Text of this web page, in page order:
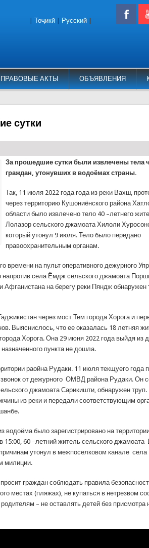
АКТЫ ОБЪЯВЛЕНИЯ
Тоҷикӣ Русский
сутки
За прошедшие сутки были извлечены тела
граждан, утонувших в водоёмах страны.
Так, 11 июля 2022 года года из реки Вахш,
через территорию Кушониёнского района
области было извлечено тело 40 –летнего
Лолазор сельского джамоата Хилоли
который утонул 9 июля. Тело было передано
правоохранительным органам.
времени на пульт оперативного дежурного
напротив села Ёмдж сельского джамоата
Афганистана на берегу реки Пяндж обнаружен
через мост Тем города Хорога и
Выяснислось, что ее оказалась 18 летняя
Хорога. Она 29 июня 2022 года выйдя из
пункта не дошла.
раойна Рудаки. 11 июля текщуего года
от дежурного ОМВД района Рудаки. Он
джамоата Сарикишти, обнаружен
из реки и передали соответствующим
водоёма было зарегистрировано на
15:00, 60 –летний житель сельского
утонул в межпоселковом канале села
милиции.
граждан соблюдать правила
местах (пляжах), не купаться в нетрезвом
– не оставлять детей без присмотра